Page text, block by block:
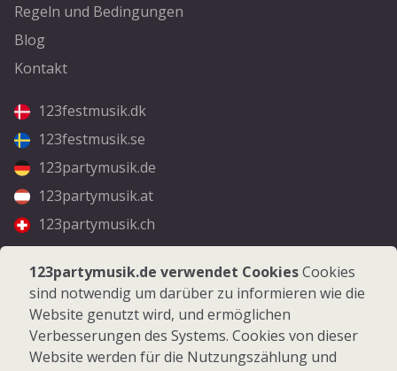
Regeln und Bedingungen
Blog
Kontakt
123festmusik.dk
123festmusik.se
123partymusik.de
123partymusik.at
123partymusik.ch
Folgen Sie uns
Facebook
Instagram
123partymusik.de verwendet CookiesCookies
sind notwendig um darüber zu informieren wie die
Website genutzt wird, und ermöglichen
Verbesserungen des Systems. Cookies von dieser
Website werden für die Nutzungszählung und